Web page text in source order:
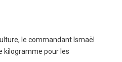
le commandant Ismaël
kilogramme pour les